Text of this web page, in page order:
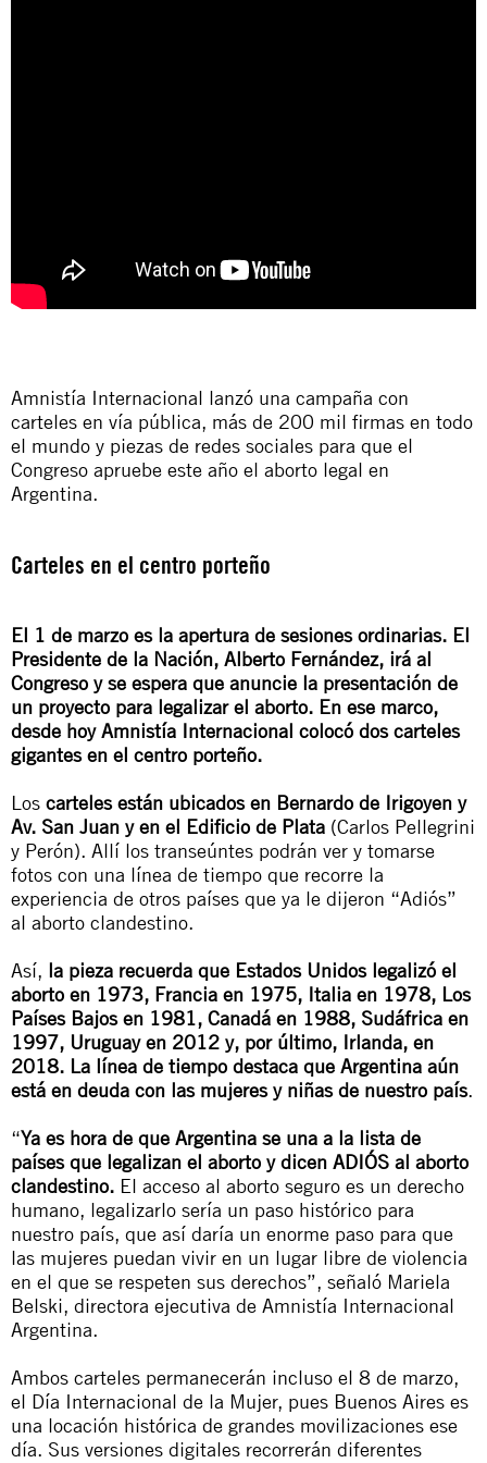
Amnistía Internacional lanzó una campaña con
carteles en vía pública, más de 200 mil firmas en todo
el mundo y piezas de redes sociales para que el
Congreso apruebe este año el aborto legal en
Argentina.
Carteles en el centro porteño
El 1 de marzo es la apertura de sesiones ordinarias. El
Presidente de la Nación, Alberto Fernández, irá al
Congreso y se espera que anuncie la presentación de
un proyecto para legalizar el aborto. En ese marco,
desde hoy Amnistía Internacional colocó dos carteles
gigantes en el centro porteño.
Los carteles están ubicados en Bernardo de Irigoyen y
Av. San Juan y en el Edificio de Plata (Carlos Pellegrini
y Perón). Allí los transeúntes podrán ver y tomarse
fotos con una línea de tiempo que recorre la
experiencia de otros países que ya le dijeron “Adiós”
al aborto clandestino.
Así, la pieza recuerda que Estados Unidos legalizó el
aborto en 1973, Francia en 1975, Italia en 1978, Los
Países Bajos en 1981, Canadá en 1988, Sudáfrica en
1997, Uruguay en 2012 y, por último, Irlanda, en
2018. La línea de tiempo destaca que Argentina aún
está en deuda con las mujeres y niñas de nuestro país.
“Ya es hora de que Argentina se una a la lista de
países que legalizan el aborto y dicen ADIÓS al aborto
clandestino. El acceso al aborto seguro es un derecho
humano, legalizarlo sería un paso histórico para
nuestro país, que así daría un enorme paso para que
las mujeres puedan vivir en un lugar libre de violencia
en el que se respeten sus derechos”, señaló Mariela
Belski, directora ejecutiva de Amnistía Internacional
Argentina.
Ambos carteles permanecerán incluso el 8 de marzo,
el Día Internacional de la Mujer, pues Buenos Aires es
una locación histórica de grandes movilizaciones ese
día. Sus versiones digitales recorrerán diferentes